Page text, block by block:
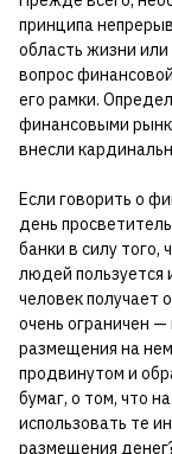
принципа
область жизни или
вопрос
его рамки.
финансовыми
внесли
Если говорить о
день
банки в силу того,
людей пользуется
человек получает
очень ограничен —
размещения на
продвинутом и
бумаг, о том, что
использовать те
размещения